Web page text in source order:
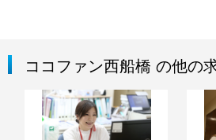
ココファン西船橋 の他の